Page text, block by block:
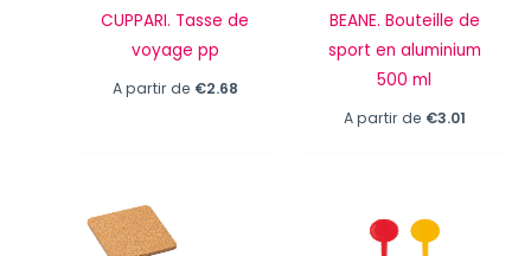
CUPPARI. Tasse de
voyage pp
A partir de €2.68
BEANE. Bouteille de
sport en aluminium
500 ml
A partir de €3.01